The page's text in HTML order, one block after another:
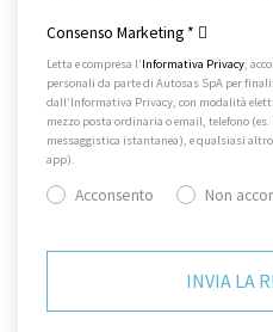
Consenso Marketing *
Letta e compresa l’Informativa Privacy,
personali da parte di Autosas SpA per
dall’Informativa Privacy, con modalità
mezzo posta ordinaria o email, telefono
messaggistica istantanea), e qualsiasi
app).
Acconsento Non